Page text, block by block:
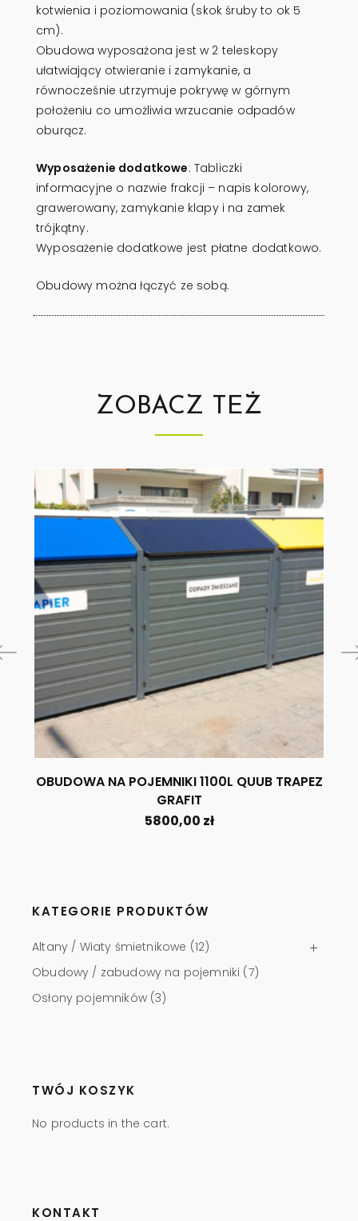
kotwienia i poziomowania (skok śruby to ok 5
cm).
Obudowa wyposażona jest w 2 teleskopy
ułatwiający otwieranie i zamykanie, a
równocześnie utrzymuje pokrywę w górnym
położeniu co umożliwia wrzucanie odpadów
oburącz.
Wyposażenie dodatkowe: Tabliczki
informacyjne o nazwie frakcji – napis kolorowy,
grawerowany, zamykanie klapy i na zamek
trójkątny.
Wyposażenie dodatkowe jest płatne dodatkowo.
Obudowy można łączyć ze sobą.
ZOBACZ TEŻ
OBUDOWA NA POJEMNIKI 1100L QUUB TRAPEZ
GRAFIT
5800,00 zł
KATEGORIE PRODUKTÓW
Altany / Wiaty śmietnikowe (12)
Obudowy / zabudowy na pojemniki (7)
Osłony pojemników (3)
TWÓJ KOSZYK
No products in the cart.
KONTAKT